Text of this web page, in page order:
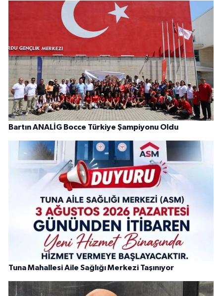
Bartın ANALİG Bocce Türkiye Şampiyonu Oldu
Tuna Mahallesi Aile Sağlığı Merkezi Taşınıyor